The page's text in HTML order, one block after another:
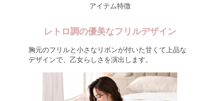
アイテム特徴
レトロ調の優美なフリルデザイン
胸元のフリルと小さなリボンが付いた甘くて上品な
デザインで、乙女らしさを演出します。